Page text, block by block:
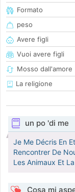
Formato
peso
Avere figli
Vuoi avere figli
Mosso dall'amore
La religione
un po 'di me
Je Me Décris En
Rencontrer De
Les Animaux Et
Cosa mi